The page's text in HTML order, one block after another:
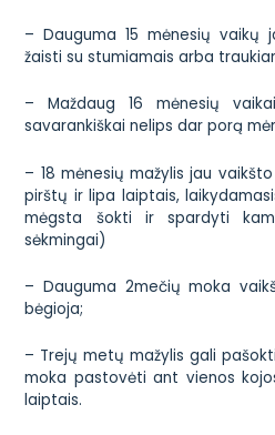
– Dauguma 15 mėnesių vaikų
žaisti su stumiamais arba
– Maždaug 16 mėnesių
savarankiškai nelips dar porą
– 18 mėnesių mažylis jau
pirštų ir lipa laiptais,
mėgsta šokti ir spardyti
sėkmingai)
– Dauguma 2mečių moka
bėgioja;
– Trejų metų mažylis gali
moka pastovėti ant vienos
laiptais.